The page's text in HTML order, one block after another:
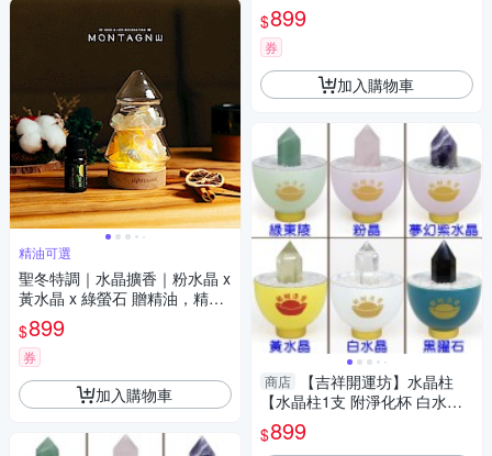
精油可選
聖冬特調｜水晶擴香｜粉水晶 x
黃水晶 x 綠螢石 贈精油，精油
可選
$899
券
加入購物車
油可選
$899
券
加入購物車
商店
【吉祥開運坊】水晶柱
【水晶柱1支 附淨化杯 白水晶
碎石 多款可供選擇】淨化 擇日
$899